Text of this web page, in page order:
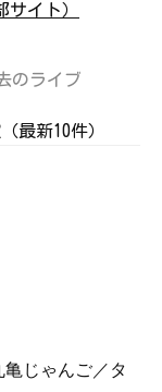
イト）
のライブ
最新10件）
じゃんご／タ